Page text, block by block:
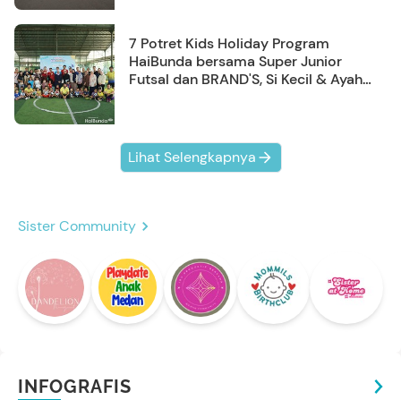
7 Potret Kids Holiday Program
HaiBunda bersama Super Junior
Futsal dan BRAND'S, Si Kecil & Ayah
Lihat Selengkapnya
Sister Community
INFOGRAFIS